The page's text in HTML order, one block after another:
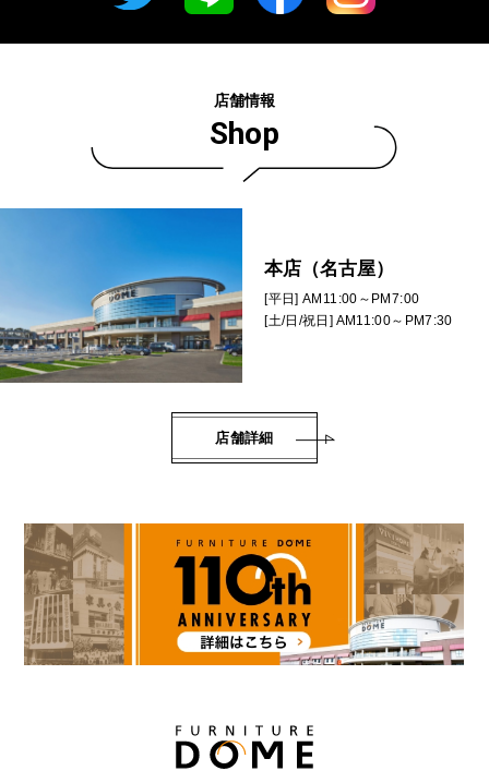
店舗情報
Shop
本店（名古屋）
[平日] AM11:00～PM7:00
[土/日/祝日] AM11:00～PM7:30
店舗詳細